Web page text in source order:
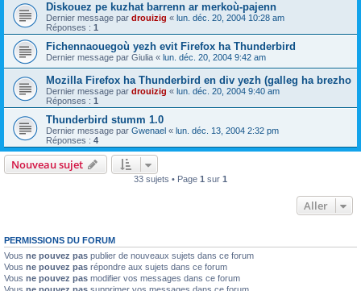
Diskouez pe kuzhat barrenn ar merkoù-pajenn
Dernier message par drouizig « lun. déc. 20, 2004 10:28 am
Réponses : 1
Fichennaouegoù yezh evit Firefox ha Thunderbird
Dernier message par Giulia « lun. déc. 20, 2004 9:42 am
Mozilla Firefox ha Thunderbird en div yezh (galleg ha brezho
Dernier message par drouizig « lun. déc. 20, 2004 9:40 am
Réponses : 1
Thunderbird stumm 1.0
Dernier message par Gwenael « lun. déc. 13, 2004 2:32 pm
Réponses : 4
Nouveau sujet
33 sujets • Page 1 sur 1
Aller
PERMISSIONS DU FORUM
Vous ne pouvez pas publier de nouveaux sujets dans ce forum
Vous ne pouvez pas répondre aux sujets dans ce forum
Vous ne pouvez pas modifier vos messages dans ce forum